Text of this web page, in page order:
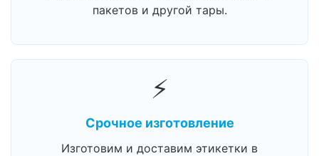
пакетов и другой тары.
⚡
Срочное изготовление
Изготовим и доставим этикетки в